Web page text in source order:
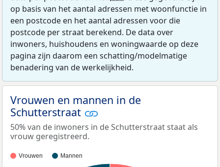
op basis van het aantal adressen met woonfunctie in
een postcode en het aantal adressen voor die
postcode per straat berekend. De data over
inwoners, huishoudens en woningwaarde op deze
pagina zijn daarom een schatting/modelmatige
benadering van de werkelijkheid.
Vrouwen en mannen in de
Schutterstraat
50% van de inwoners in de Schutterstraat staat als
vrouw geregistreerd.
Vrouwen Mannen